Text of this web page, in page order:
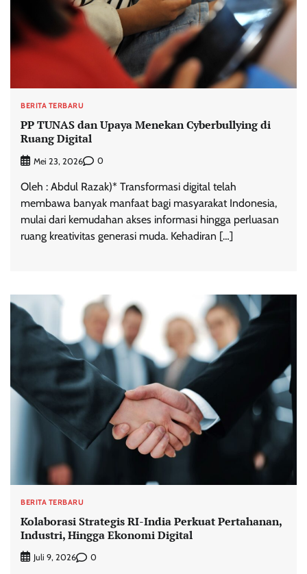
BERITA TERBARU
PP TUNAS dan Upaya Menekan Cyberbullying di
Ruang Digital
Mei 23, 2026 0
Oleh : Abdul Razak)* Transformasi digital telah
membawa banyak manfaat bagi masyarakat Indonesia,
mulai dari kemudahan akses informasi hingga perluasan
ruang kreativitas generasi muda. Kehadiran […]
BERITA TERBARU
Kolaborasi Strategis RI-India Perkuat Pertahanan,
Industri, Hingga Ekonomi Digital
Juli 9, 2026 0